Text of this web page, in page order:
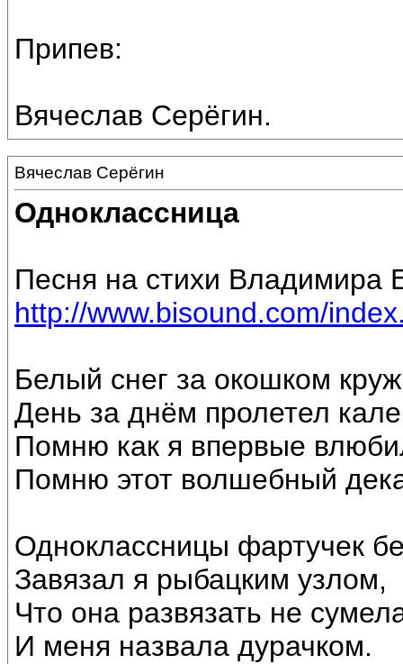
Припев:
Вячеслав Серёгин.
Вячеслав Серёгин
Одноклассница
Песня на стихи Владимира
http://www.bisound.com/
Белый снег за окошком
День за днём пролетел
Помню как я впервые
Помню этот волшебный
Одноклассницы фартучек
Завязал я рыбацким узлом,
Что она развязать не
И меня назвала дурачком.